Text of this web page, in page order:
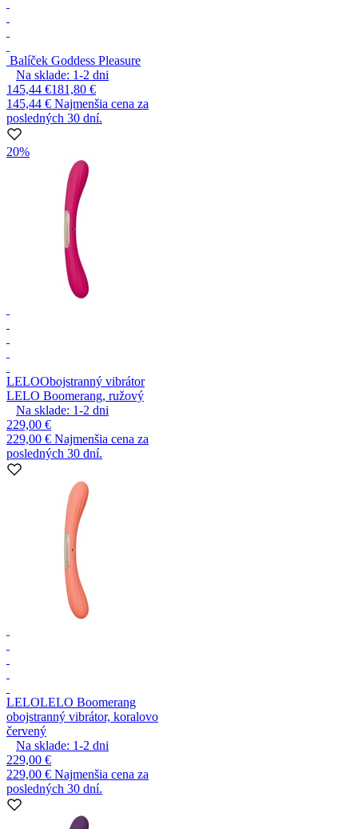
Balíček Goddess Pleasure
Na sklade: 1-2 dni
145,44 €181,80 €
145,44 € Najmenšia cena za
posledných 30 dní.
20%
LELOObojstranný vibrátor
LELO Boomerang, ružový
Na sklade: 1-2 dni
229,00 €
229,00 € Najmenšia cena za
posledných 30 dní.
LELOLELO Boomerang
obojstranný vibrátor, koralovo
červený
Na sklade: 1-2 dni
229,00 €
229,00 € Najmenšia cena za
posledných 30 dní.